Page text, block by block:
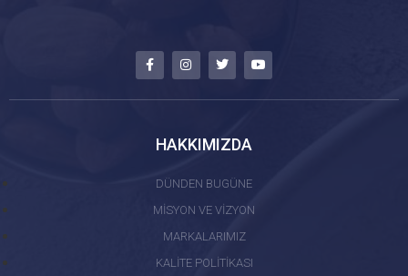
HAKKIMIZDA
DÜNDEN BUGÜNE
MİSYON VE VİZYON
MARKALARIMIZ
KALİTE POLİTİKASI